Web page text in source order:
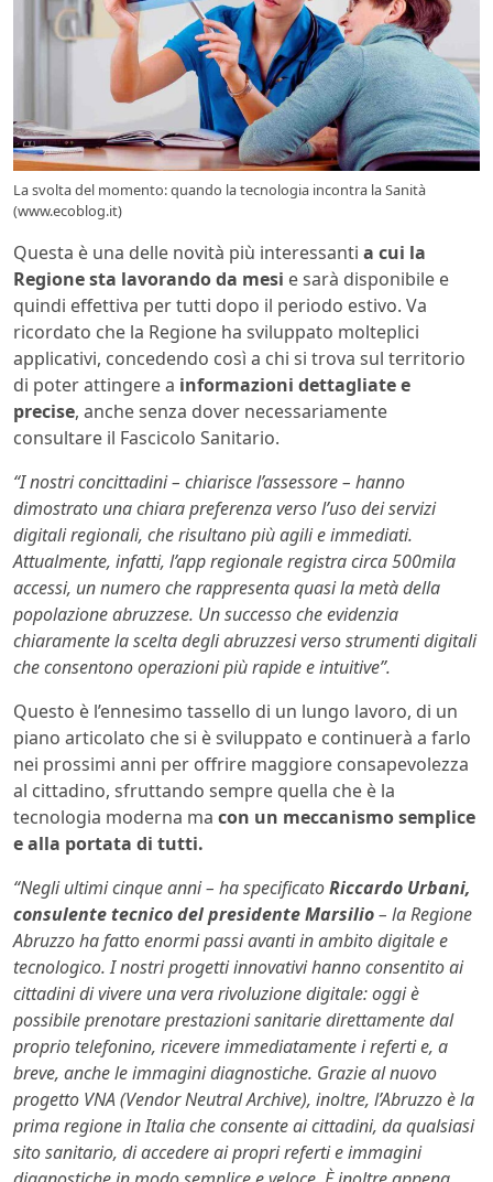
La svolta del momento: quando la tecnologia incontra la Sanità
(www.ecoblog.it)
Questa è una delle novità più interessanti a cui la
Regione sta lavorando da mesi e sarà disponibile e
quindi effettiva per tutti dopo il periodo estivo. Va
ricordato che la Regione ha sviluppato molteplici
applicativi, concedendo così a chi si trova sul territorio
di poter attingere a informazioni dettagliate e
precise, anche senza dover necessariamente
consultare il Fascicolo Sanitario.
“I nostri concittadini – chiarisce l’assessore – hanno
dimostrato una chiara preferenza verso l’uso dei servizi
digitali regionali, che risultano più agili e immediati.
Attualmente, infatti, l’app regionale registra circa 500mila
accessi, un numero che rappresenta quasi la metà della
popolazione abruzzese. Un successo che evidenzia
chiaramente la scelta degli abruzzesi verso strumenti digitali
che consentono operazioni più rapide e intuitive”.
Questo è l’ennesimo tassello di un lungo lavoro, di un
piano articolato che si è sviluppato e continuerà a farlo
nei prossimi anni per offrire maggiore consapevolezza
al cittadino, sfruttando sempre quella che è la
tecnologia moderna ma con un meccanismo semplice
e alla portata di tutti.
“Negli ultimi cinque anni – ha specificatoRiccardo Urbani,
consulente tecnico del presidente Marsilio– la Regione
Abruzzo ha fatto enormi passi avanti in ambito digitale e
tecnologico. I nostri progetti innovativi hanno consentito ai
cittadini di vivere una vera rivoluzione digitale: oggi è
possibile prenotare prestazioni sanitarie direttamente dal
proprio telefonino, ricevere immediatamente i referti e, a
breve, anche le immagini diagnostiche. Grazie al nuovo
progetto VNA (Vendor Neutral Archive), inoltre, l’Abruzzo è la
prima regione in Italia che consente ai cittadini, da qualsiasi
sito sanitario, di accedere ai propri referti e immagini